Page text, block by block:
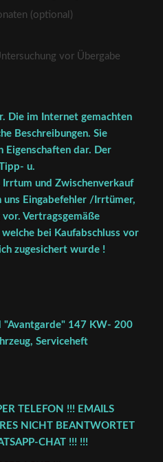
(optional)
vor Übergabe
Die im Internet gemachten
Beschreibungen. Sie
Eigenschaften dar. Der
u.
und Zwischenverkauf
Eingabefehler /Irrtümer,
vor. Vertragsgemäße
bei Kaufabschluss vor
zugesichert wurde !
"Avantgarde" 147 KW- 200
Serviceheft
TELEFON !!! EMAILS
NICHT BEANTWORTET
CHAT !!! !!!